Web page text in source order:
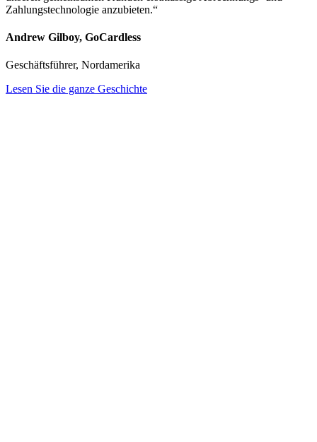
Zahlungstechnologie anzubieten.“
Andrew Gilboy, GoCardless
Geschäftsführer, Nordamerika
Lesen Sie die ganze Geschichte